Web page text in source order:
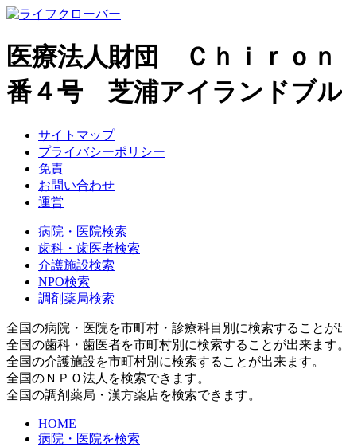
医療法人財団 Ｃｈｉｒｏ
番４号 芝浦アイランドブル
サイトマップ
プライバシーポリシー
免責
お問い合わせ
運営
病院・医院検索
歯科・歯医者検索
介護施設検索
NPO検索
調剤薬局検索
全国の病院・医院を市町村・診療科目別に検索することが
全国の歯科・歯医者を市町村別に検索することが出来ます
全国の介護施設を市町村別に検索することが出来ます。
全国のＮＰＯ法人を検索できます。
全国の調剤薬局・漢方薬店を検索できます。
HOME
病院・医院を検索